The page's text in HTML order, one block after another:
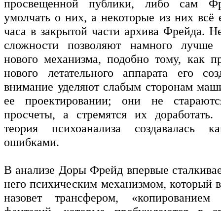
просвещенной публики, либо сам
умолчать о них, а некоторые из них всё
часа в закрытой части архива Фрейда.
сложности позволяют намного лучше
нового механизма, подобно тому, как
нового летательного аппарата его
внимание уделяют слабым сторонам
ее проектировании; они не
просчеты, а стремятся их
теория психоанализа создавалась
ошибками.
В анализе Доры Фрейд впервые
него психическим механизмом, который
назовет трансфером,